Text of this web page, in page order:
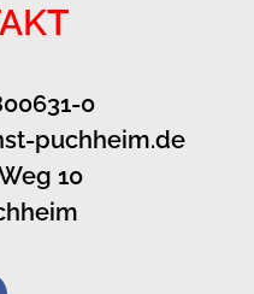
0
puchheim.de
10